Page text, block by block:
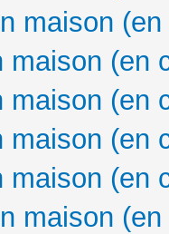
maison
maison (en
maison (en
maison (en
maison (en
maison